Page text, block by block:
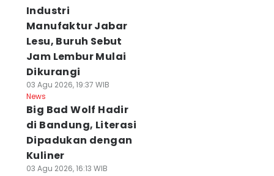
Industri
Manufaktur Jabar
Lesu, Buruh Sebut
Jam Lembur Mulai
Dikurangi
03 Agu 2026, 19:37 WIB
News
Big Bad Wolf Hadir
di Bandung, Literasi
Dipadukan dengan
Kuliner
03 Agu 2026, 16:13 WIB